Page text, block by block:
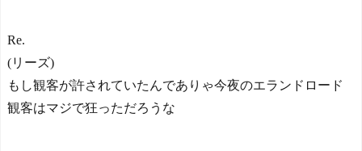
Re.
(リーズ)
もし観客が許されていたんでありゃ今夜のエランドロード
観客はマジで狂っただろうな